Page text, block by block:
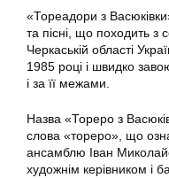
«Тореадори з
та пісні, що походить з
Черкаській області
1985 році і швидко
і за її межами.
Назва «Тореро з
слова «тореро», що
ансамблю Іван
художнім керівником і